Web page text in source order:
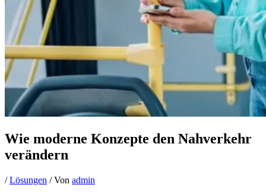
Wie moderne Konzepte den Nahverkehr
verändern
/Lösungen / Von admin